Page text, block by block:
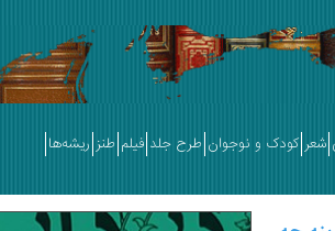
شعر کودک و نوجوان طرح جلد فیلم طنز ریشه‌ها